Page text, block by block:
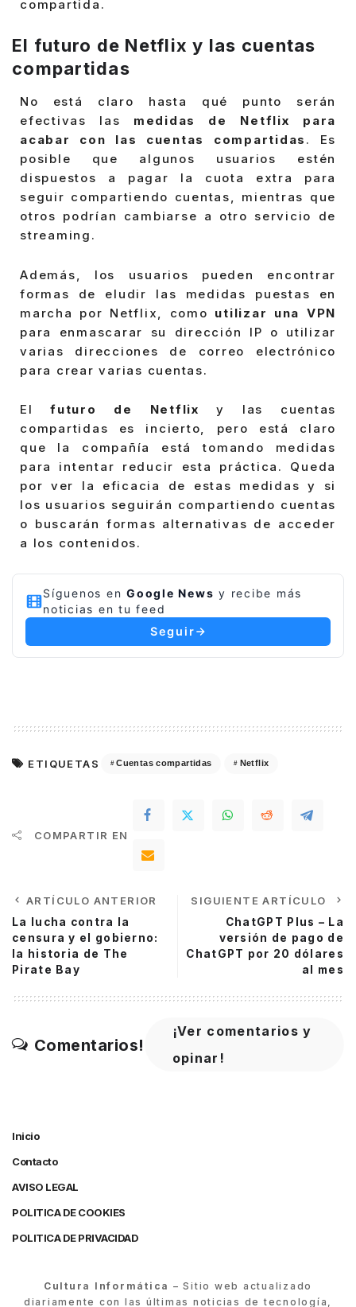
compartida.
El futuro de Netflix y las cuentas
compartidas
No está claro hasta qué punto serán
efectivas las medidas de Netflix para
acabar con las cuentas compartidas . Es
posible que algunos usuarios estén
dispuestos a pagar la cuota extra para
seguir compartiendo cuentas, mientras que
otros podrían cambiarse a otro servicio de
streaming.
Además, los usuarios pueden encontrar
formas de eludir las medidas puestas en
marcha por Netflix, como utilizar una VPN
para enmascarar su dirección IP o utilizar
varias direcciones de correo electrónico
para crear varias cuentas.
Elfuturo de Netflix y las cuentas
compartidas es incierto, pero está claro
que la compañía está tomando medidas
para intentar reducir esta práctica. Queda
por ver la eficacia de estas medidas y si
los usuarios seguirán compartiendo cuentas
o buscarán formas alternativas de acceder
a los contenidos.
Síguenos en Google News y recibe más
noticias en tu feed
Seguir
ETIQUETAS Cuentas compartidas Netflix
COMPARTIR EN
ARTÍCULO ANTERIOR
La lucha contra la
censura y el gobierno:
la historia de The
Pirate Bay
SIGUIENTE ARTÍCULO
ChatGPT Plus – La
versión de pago de
ChatGPT por 20 dólares
al mes
Comentarios!
¡Ver comentarios y
opinar!
Inicio
Contacto
AVISO LEGAL
POLITICA DE COOKIES
POLITICA DE PRIVACIDAD
Cultura Informática – Sitio web actualizado
diariamente con las últimas noticias de tecnología,